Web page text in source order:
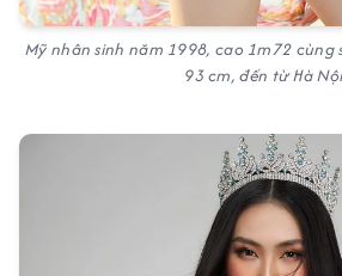
Mỹ nhân sinh năm 1998, cao 1m72 cùng
93 cm, đến từ Hà